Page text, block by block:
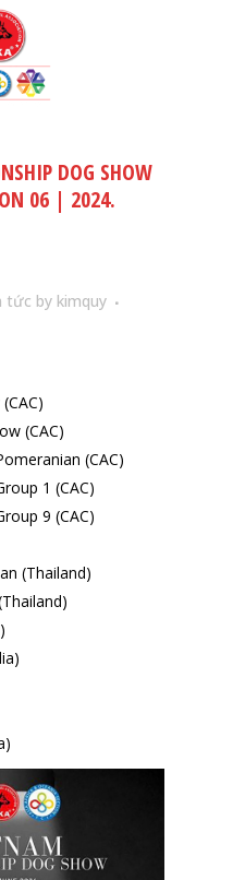
DOG SHOW
06 | 2024.
tức by kimquy
(CAC)
(CAC)
1 (CAC)
9 (CAC)
(Thailand)